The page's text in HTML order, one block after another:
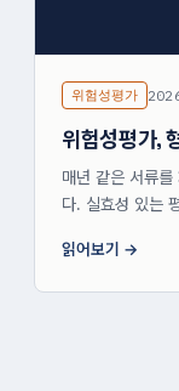
위험성평가
위험성평가,
매년 같은 서류를
다. 실효성 있는
읽어보기